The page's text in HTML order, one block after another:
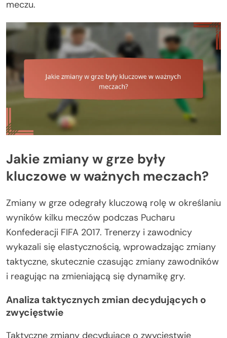
meczu.
Jakie zmiany w grze były
kluczowe w ważnych meczach?
Zmiany w grze odegrały kluczową rolę w określaniu
wyników kilku meczów podczas Pucharu
Konfederacji FIFA 2017. Trenerzy i zawodnicy
wykazali się elastycznością, wprowadzając zmiany
taktyczne, skutecznie czasując zmiany zawodników
i reagując na zmieniającą się dynamikę gry.
Analiza taktycznych zmian decydujących o
zwycięstwie
Taktyczne zmiany decydujące o zwycięstwie